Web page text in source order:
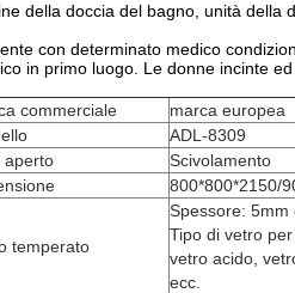
della doccia del bagno, unità della
con determinato medico
in primo luogo. Le donne incinte
commerciale
marca europea
ADL-8309
aperto
Scivolamento
800*800*2150/
temperato
Spessore: 5mm
Tipo di vetro
vetro acido,
ecc.